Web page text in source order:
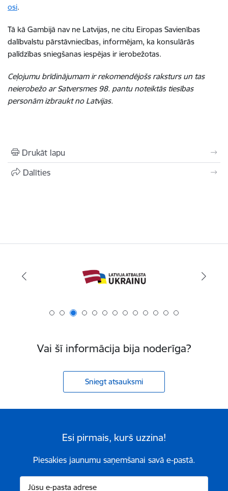
osi.
Tā kā Gambijā nav ne Latvijas, ne citu Eiropas Savienības
dalībvalstu pārstāvniecības, informējam, ka konsulārās
palīdzības sniegšanas iespējas ir ierobežotas.
Ceļojumu brīdinājumam ir rekomendējošs raksturs un tas
neierobežo ar Satversmes 98. pantu noteiktās tiesības
personām izbraukt no Latvijas.
Drukāt lapu
Dalīties
Vai šī informācija bija noderīga?
Sniegt atsauksmi
Esi pirmais, kurš uzzina!
Piesakies jaunumu saņemšanai savā e-pastā.